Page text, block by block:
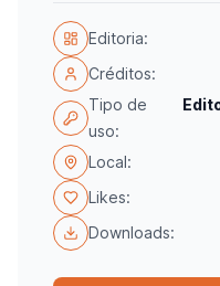
Editoria:
Créditos:
Tipo de
uso:
Local:
Likes:
Downloads: